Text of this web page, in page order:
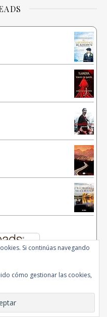
Reserved.
Si continúas navegando
cómo gestionar las cookies,